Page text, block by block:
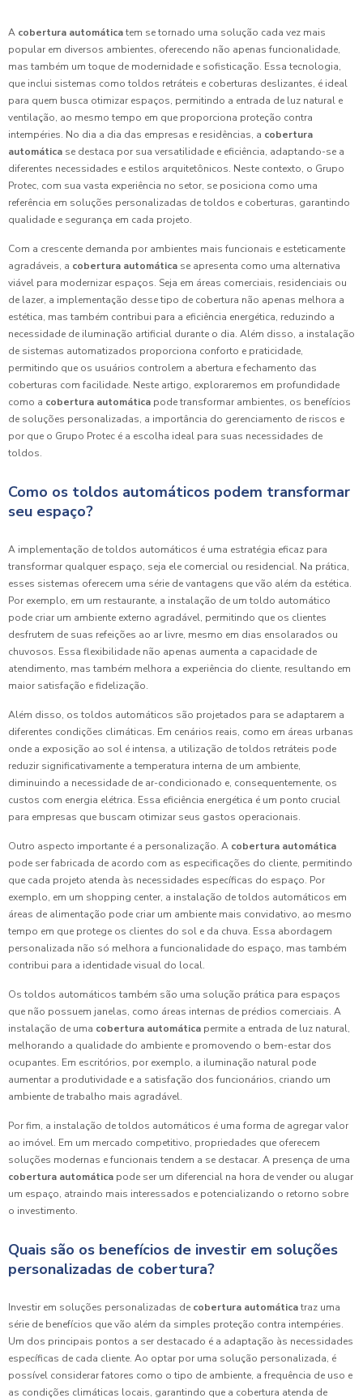
A cobertura automáticatem se tornado uma solução cada vez mais
popular em diversos ambientes, oferecendo não apenas funcionalidade,
mas também um toque de modernidade e sofisticação. Essa tecnologia,
que inclui sistemas como toldos retráteis e coberturas deslizantes, é ideal
para quem busca otimizar espaços, permitindo a entrada de luz natural e
ventilação, ao mesmo tempo em que proporciona proteção contra
intempéries. No dia a dia das empresas e residências, a cobertura
automática se destaca por sua versatilidade e eficiência, adaptando-se a
diferentes necessidades e estilos arquitetônicos. Neste contexto, o Grupo
Protec, com sua vasta experiência no setor, se posiciona como uma
referência em soluções personalizadas de toldos e coberturas, garantindo
qualidade e segurança em cada projeto.
Com a crescente demanda por ambientes mais funcionais e esteticamente
agradáveis, a cobertura automática se apresenta como uma alternativa
viável para modernizar espaços. Seja em áreas comerciais, residenciais ou
de lazer, a implementação desse tipo de cobertura não apenas melhora a
estética, mas também contribui para a eficiência energética, reduzindo a
necessidade de iluminação artificial durante o dia. Além disso, a instalação
de sistemas automatizados proporciona conforto e praticidade,
permitindo que os usuários controlem a abertura e fechamento das
coberturas com facilidade. Neste artigo, exploraremos em profundidade
como a cobertura automática pode transformar ambientes, os benefícios
de soluções personalizadas, a importância do gerenciamento de riscos e
por que o Grupo Protec é a escolha ideal para suas necessidades de
toldos.
Como os toldos automáticos podem transformar
seu espaço?
A implementação de toldos automáticos é uma estratégia eficaz para
transformar qualquer espaço, seja ele comercial ou residencial. Na prática,
esses sistemas oferecem uma série de vantagens que vão além da estética.
Por exemplo, em um restaurante, a instalação de um toldo automático
pode criar um ambiente externo agradável, permitindo que os clientes
desfrutem de suas refeições ao ar livre, mesmo em dias ensolarados ou
chuvosos. Essa flexibilidade não apenas aumenta a capacidade de
atendimento, mas também melhora a experiência do cliente, resultando em
maior satisfação e fidelização.
Além disso, os toldos automáticos são projetados para se adaptarem a
diferentes condições climáticas. Em cenários reais, como em áreas urbanas
onde a exposição ao sol é intensa, a utilização de toldos retráteis pode
reduzir significativamente a temperatura interna de um ambiente,
diminuindo a necessidade de ar-condicionado e, consequentemente, os
custos com energia elétrica. Essa eficiência energética é um ponto crucial
para empresas que buscam otimizar seus gastos operacionais.
Outro aspecto importante é a personalização. A cobertura automática
pode ser fabricada de acordo com as especificações do cliente, permitindo
que cada projeto atenda às necessidades específicas do espaço. Por
exemplo, em um shopping center, a instalação de toldos automáticos em
áreas de alimentação pode criar um ambiente mais convidativo, ao mesmo
tempo em que protege os clientes do sol e da chuva. Essa abordagem
personalizada não só melhora a funcionalidade do espaço, mas também
contribui para a identidade visual do local.
Os toldos automáticos também são uma solução prática para espaços
que não possuem janelas, como áreas internas de prédios comerciais. A
instalação de uma cobertura automática permite a entrada de luz natural,
melhorando a qualidade do ambiente e promovendo o bem-estar dos
ocupantes. Em escritórios, por exemplo, a iluminação natural pode
aumentar a produtividade e a satisfação dos funcionários, criando um
ambiente de trabalho mais agradável.
Por fim, a instalação de toldos automáticos é uma forma de agregar valor
ao imóvel. Em um mercado competitivo, propriedades que oferecem
soluções modernas e funcionais tendem a se destacar. A presença de uma
cobertura automática pode ser um diferencial na hora de vender ou alugar
um espaço, atraindo mais interessados e potencializando o retorno sobre
o investimento.
Quais são os benefícios de investir em soluções
personalizadas de cobertura?
Investir em soluções personalizadas de cobertura automáticatraz uma
série de benefícios que vão além da simples proteção contra intempéries.
Um dos principais pontos a ser destacado é a adaptação às necessidades
específicas de cada cliente. Ao optar por uma solução personalizada, é
possível considerar fatores como o tipo de ambiente, a frequência de uso e
as condições climáticas locais, garantindo que a cobertura atenda de